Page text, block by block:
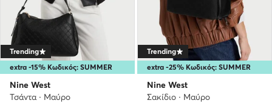
extra -15% Κωδικός: SUMMER
Trending
Nine West
Τσάντα · Μαύρο
extra -25% Κωδικός: SUMMER
Trending
Nine West
Σακίδιο · Μαύρο